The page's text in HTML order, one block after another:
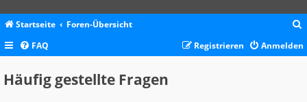
Startseite Foren-Übersicht
c
FAQ Anmelden
Registrieren
Häufig gestellte Fragen